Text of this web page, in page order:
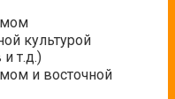
культурой
т.д.)
и восточной